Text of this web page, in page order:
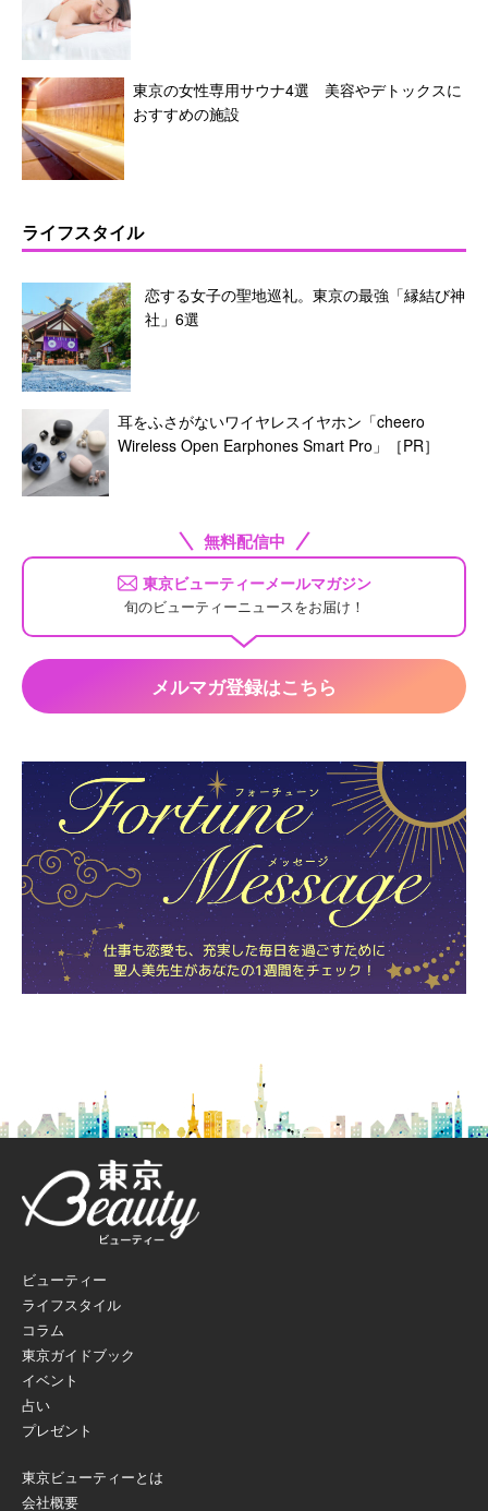
東京の女性専用サウナ4選 美容やデトックスに
おすすめの施設
ライフスタイル
恋する女子の聖地巡礼。東京の最強「縁結び神
社」6選
耳をふさがないワイヤレスイヤホン「cheero
Wireless Open Earphones Smart Pro」［PR］
無料配信中
東京ビューティーメールマガジン
旬のビューティーニュースをお届け！
メルマガ登録はこちら
ビューティー
ライフスタイル
コラム
東京ガイドブック
イベント
占い
プレゼント
東京ビューティーとは
会社概要